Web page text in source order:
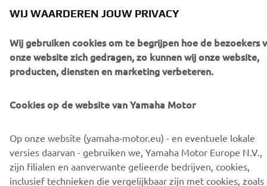
ONDERSTEUNING
NIEUWSBRIEF
ABONNEREN
WIJ WAARDEREN JOUW PRIVACY
Wij gebruiken cookies om te begrijpen hoe de bezoekers
onze website zich gedragen, zo kunnen wij onze website,
producten, diensten en marketing verbeteren.
Cookies op de website van Yamaha Motor
Op onze website (yamaha-motor.eu) - en eventuele lokale
versies daarvan - gebruiken we, Yamaha Motor Europe N.V.,
zijn filialen en aanverwante gelieerde bedrijven, cookies,
inclusief technieken die vergelijkbaar zijn met cookies, zoals